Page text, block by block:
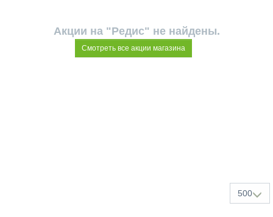
Акции на "Редис" не найдены.
Смотреть все акции магазина
500